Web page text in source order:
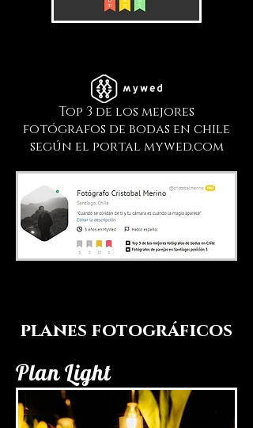
Top 3 de los mejores
fotógrafos de bodas en chile
según el portal mywed.com
planesfotográficos
Plan Light